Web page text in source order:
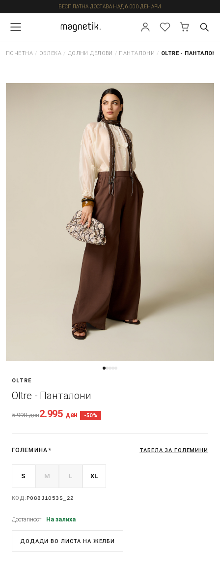
БЕСПЛАТНА ДОСТАВА НАД 6.000 ДЕНАРИ
ПОЧЕТНА / ОБЛЕКА / ДОЛНИ ДЕЛОВИ / ПАНТАЛОНИ / OLTRE -
OLTRE
Oltre - Панталони
5.990ден2.995 ден -50%
ГОЛЕМИНА * ТАБЕЛА ЗА ГОЛЕМИНИ
S M L XL
КОД: P088J1053S_22
Достапност: На залиха
ДОДАДИ ВО ЛИСТА НА ЖЕЛБИ